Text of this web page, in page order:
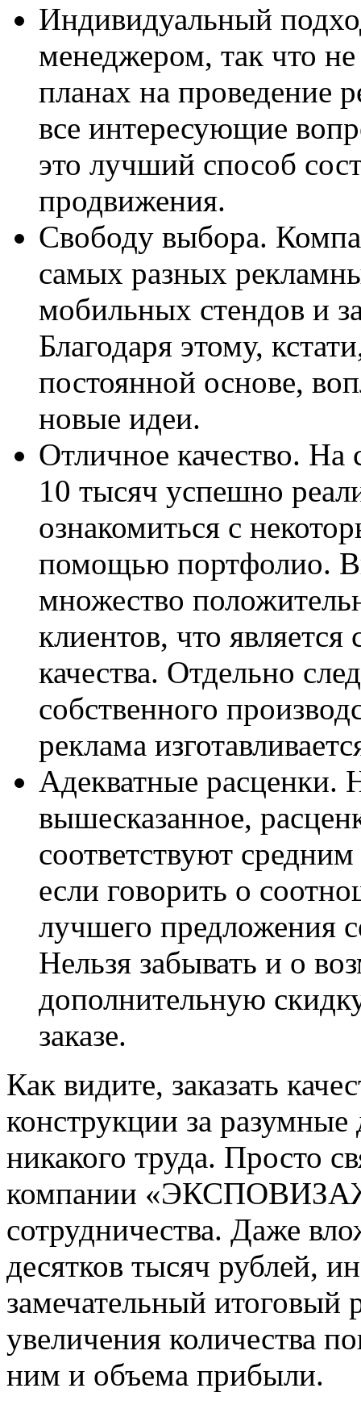
Индивидуальный
менеджером, так что не
планах на проведение
все интересующие
это лучший способ
продвижения.
Свободу выбора.
самых разных
мобильных стендов и
Благодаря этому,
постоянной основе,
новые идеи.
Отличное качество.
10 тысяч успешно
ознакомиться с
помощью портфолио.
множество
клиентов, что
качества. Отдельно
собственного
реклама
Адекватные расценки.
вышесказанное,
соответствуют
если говорить о
лучшего предложения
Нельзя забывать и о
дополнительную
заказе.
Как видите, заказать
конструкции за разумные
никакого труда. Просто
компании
сотрудничества. Даже
десятков тысяч рублей,
замечательный итоговый
увеличения количества
ним и объема прибыли.